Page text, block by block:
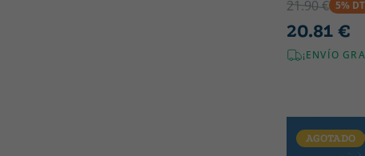
21.90 € 5%
20.81 €
¡ENVÍO
AGOTADO